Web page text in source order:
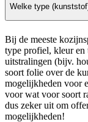
Welke type
Bij de meeste
type profiel, kleur en
uitstralingen (bijv.
soort folie over de
mogelijkheden voor
voor wat voor soort
dus zeker uit om
mogelijkheden!